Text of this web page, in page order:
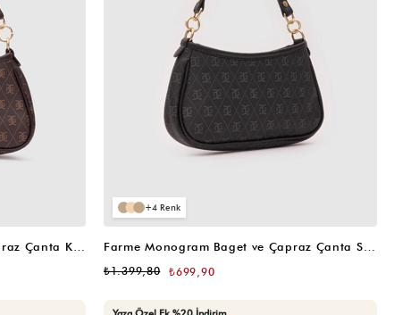
4
₺699,90
₺1.399,80